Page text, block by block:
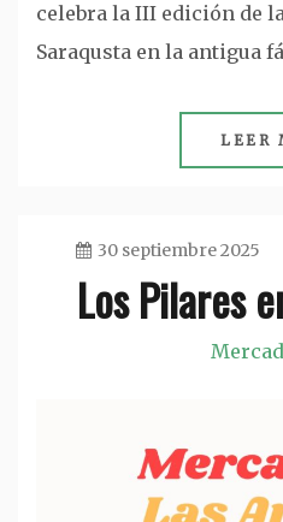
celebra la III edición de
Saraqusta en la antigua
LEER
30 septiembre 2025
Los Pilares